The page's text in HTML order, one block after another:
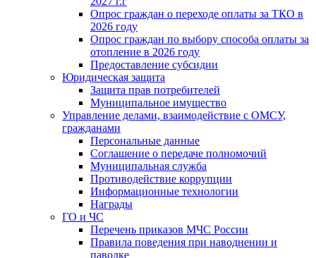
Опрос граждан о переходе оплаты за ТКО в
2026 году
Опрос граждан по выбору способа оплаты за
отопление в 2026 году
Предоставление субсидии
Юридическая защита
Защита прав потребителей
Муниципальное имущество
Управление делами, взаимодействие с ОМСУ,
гражданами
Персональные данные
Соглашение о передаче полномочий
Муниципальная служба
Противодействие коррупции
Информационные технологии
Награды
ГО и ЧС
Перечень приказов МЧС России
Правила поведения при наводнении и
паводке